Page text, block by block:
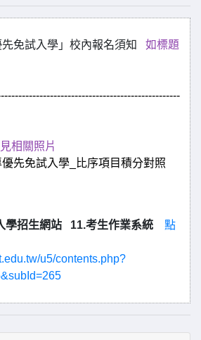
免試入學」校內報名須知
如標題
相關照片
先免試入學_比序項目積分對照
招生網站 11.考生作業系統
點
u5/contents.php?